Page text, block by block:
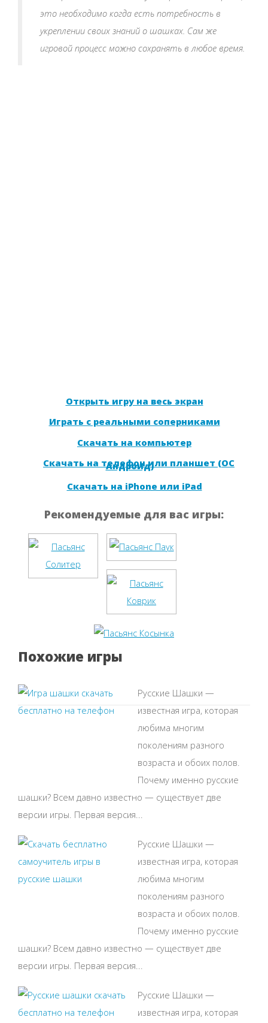
это необходимо когда есть потребность в
укреплении своих знаний о шашках. Сам же
игровой процесс можно сохранять в любое время.
Открыть игру на весь экран
Играть с реальными соперниками
Скачать на компьютер
Скачать на телефон или планшет (ОС
Андроид)
Скачать на iPhone или iPad
Рекомендуемые для вас игры:
Похожие игры
Русские Шашки —
известная игра, которая
любима многим
поколениям разного
возраста и обоих полов.
Почему именно русские
шашки? Всем давно известно — существует две
версии игры. Первая версия...
Русские Шашки —
известная игра, которая
любима многим
поколениям разного
возраста и обоих полов.
Почему именно русские
шашки? Всем давно известно — существует две
версии игры. Первая версия...
Русские Шашки —
известная игра, которая